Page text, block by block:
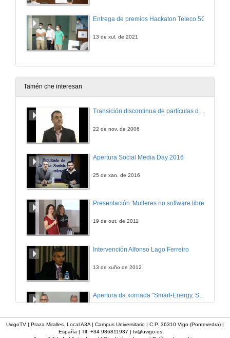
Entrega de premios Hackaton Teleco 5G
13 de xul. de 2021
Tamén che interesan
Transición discontinua de partículas de microgel termosensible
22 de nov. de 2006
Apertura Social Media Day 2016
25 de xan. de 2016
Presentación 'Mulleres no software libre'
19 de out. de 2011
Intervención Alfonso Lago Ferreiro
13 de xuño de 2012
Apertura da xornada "Smart-Energy, Smart-City"
UvigoTV | Praza Miralles. Local A3A | Campus Universitario | C.P. 36310 Vigo (Pontevedra) |
España | Tlf: +34 986811937 | tv@uvigo.es